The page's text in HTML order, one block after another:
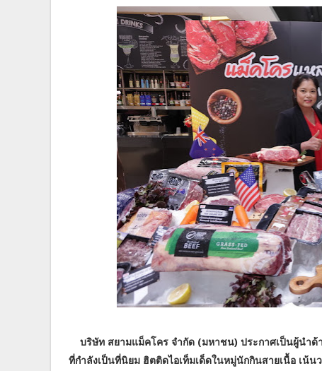
บริษัท สยามแม็คโคร จำกัด (มหาชน) ประกาศเป็นผู้นำด้
ที่กำลังเป็นที่นิยม ฮิตติดไอเท็มเด็ดในหมู่นักกินสายเนื้อ เน้